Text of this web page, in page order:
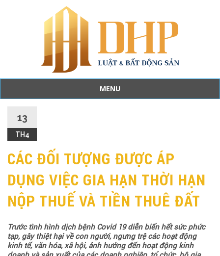
MENU
content
13
TH4
CÁC ĐỐI TƯỢNG ĐƯỢC ÁP
DỤNG VIỆC GIA HẠN THỜI HẠN
NỘP THUẾ VÀ TIỀN THUÊ ĐẤT
Trước tình hình dịch bệnh Covid 19 diễn biến hết sức phức
tạp, gây thiệt hại về con người, ngưng trệ các hoạt động
kinh tế, văn hóa, xã hội, ảnh hưởng đến hoạt động kinh